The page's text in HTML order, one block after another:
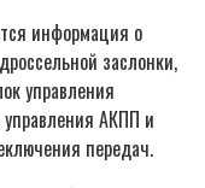
информация о
заслонки,
управления
АКПП и
передач.